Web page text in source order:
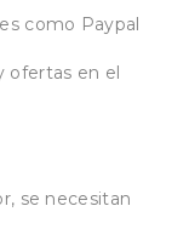
como Paypal
ofertas en el
se necesitan